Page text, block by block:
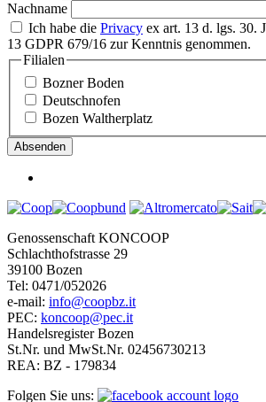
Nachname
Ich habe die Privacy ex art. 13 d. lgs. 30.
13 GDPR 679/16 zur Kenntnis genommen.
Filialen
Bozner Boden
Deutschnofen
Bozen Waltherplatz
Genossenschaft KONCOOP
Schlachthofstrasse 29
39100 Bozen
Tel: 0471/052026
e-mail: info@coopbz.it
PEC: koncoop@pec.it
Handelsregister Bozen
St.Nr. und MwSt.Nr. 02456730213
REA: BZ - 179834
Folgen Sie uns: